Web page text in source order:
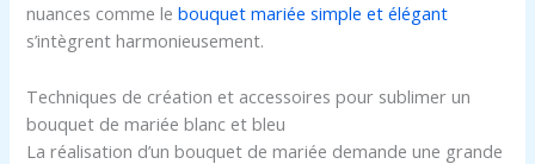
nuances comme lebouquet mariée simple et élégant
s’intègrent harmonieusement.
Techniques de création et accessoires pour sublimer un
bouquet de mariée blanc et bleu
La réalisation d’un bouquet de mariée demande une grande